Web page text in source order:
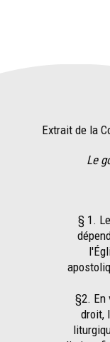
Extrait de la
Le
§ 1.
§2. En
droit,